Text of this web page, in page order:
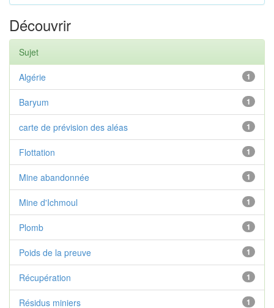
Découvrir
Sujet
1
Algérie
1
Baryum
1
carte de prévision des aléas
1
Flottation
1
Mine abandonnée
1
Mine d'Ichmoul
1
Plomb
1
Poids de la preuve
1
Récupération
1
Résidus miniers